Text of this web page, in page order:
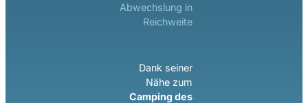
Abwechslung in
Reichweite
Dank seiner
Nähe zum
Camping des